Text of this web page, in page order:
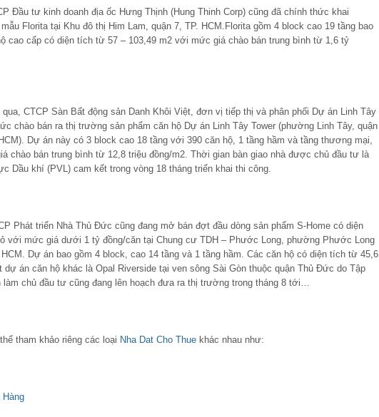
Đầu tư kinh doanh địa ốc Hưng Thịnh (Hung Thinh Corp) cũng đã chính thức khai
Florita tại Khu đô thị Him Lam, quận 7, TP. HCM.Florita gồm 4 block cao 19 tầng bao
cao cấp có diện tích từ 57 – 103,49 m2 với mức giá chào bán trung bình từ 1,6 tỷ
qua, CTCP Sàn Bất động sản Danh Khôi Việt, đơn vị tiếp thị và phân phối Dự án Linh Tây
chào bán ra thị trường sản phẩm căn hộ Dự án Linh Tây Tower (phường Linh Tây, quận
Dự án này có 3 block cao 18 tầng với 390 căn hộ, 1 tầng hầm và tầng thương mại,
chào bán trung bình từ 12,8 triệu đồng/m2. Thời gian bàn giao nhà được chủ đầu tư là
Dầu khí (PVL) cam kết trong vòng 18 tháng triển khai thi công.
Phát triển Nhà Thủ Đức cũng đang mở bán đợt đầu dòng sản phẩm S-Home có diện
với mức giá dưới 1 tỷ đồng/căn tại Chung cư TDH – Phước Long, phường Phước Long
Dự án bao gồm 4 block, cao 14 tầng và 1 tầng hầm. Các căn hộ có diện tích từ 45,6
dự án căn hộ khác là Opal Riverside tại ven sông Sài Gòn thuộc quận Thủ Đức do Tập
làm chủ đầu tư cũng đang lên hoạch đưa ra thị trường trong tháng 8 tới…
tham khảo riêng các loại Nha Dat Cho Thue khác nhau như:
Hàng